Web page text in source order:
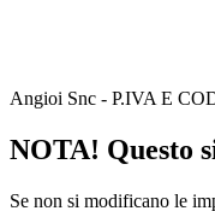
Angioi Snc - P.IVA E
NOTA! Questo
Se non si modificano le